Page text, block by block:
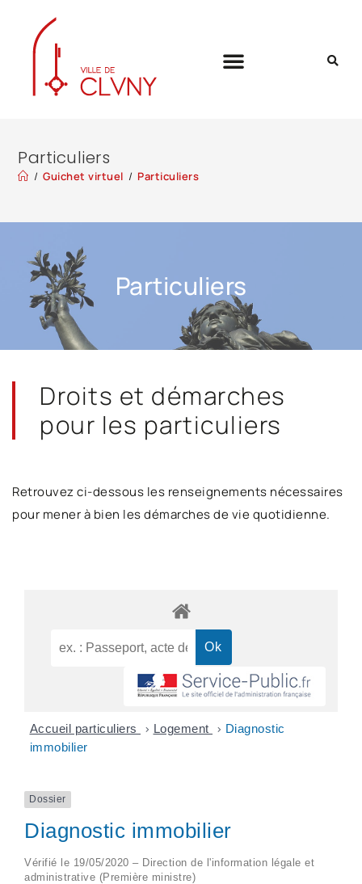
Particuliers
/ Guichet virtuel / Particuliers
Particuliers
Droits et démarches
pour les particuliers
Retrouvez ci-dessous les renseignements nécessaires
pour mener à bien les démarches de vie quotidienne.
Accueil particuliers > Logement > Diagnostic
immobilier
Dossier
Diagnostic immobilier
Vérifié le 19/05/2020 – Direction de l'information légale et
administrative (Première ministre)